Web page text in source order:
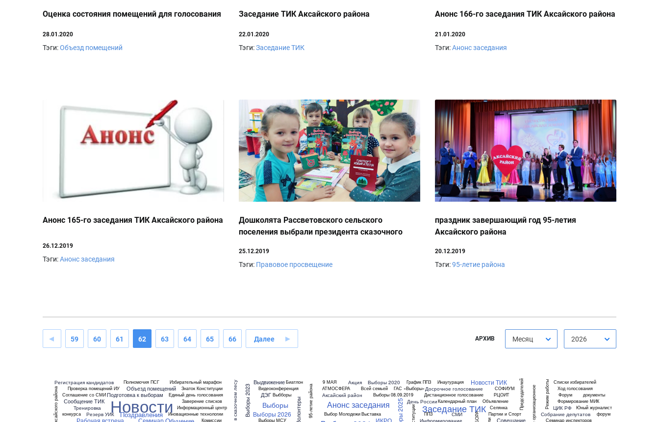
Оценка состояния помещений для голосования
28.01.2020
Тэги:Объезд помещений
Заседание ТИК Аксайского района
22.01.2020
Тэги:Заседание ТИК
Анонс 166-го заседания ТИК Аксайского района
21.01.2020
Тэги:Анонс заседания
Анонс 165-го заседания ТИК Аксайского района
26.12.2019
Тэги:Анонс заседания
Дошколята Рассветовского сельского
поселения выбрали президента сказочного
25.12.2019
Тэги: Правовое просвещение
праздник завершающий год 95-летия
Аксайского района
20.12.2019
Тэги:95-летие района
59 60 61 62 63 64 65 66 Далее АРХИВ Месяц 2026
9 МАЯ
95-летие района АТМОСФЕРА
Аксайский район
Акция
Анонс заседания
Биатлон
Видеоконференция
Волонтеры
Всей семьей
Выбборы
Выбор Молодежи
Выборы
Выборы 08.09.2019
Выборы 2020
Выборы 2023 Выборы 2026
Выборы МСУ
Выдвижение
Выставка
ГАС «Выборы»
График ППЗ
ДЭГ
День России
Дистанционное голосование
Досрочное голосование
Единый день голосования
Заверение списков
Заседание ТИК
Знаток Конституции
ИКРО
Избирательный марафон Инаугурация
Иновационные технологии
Информационный центр
Информирование
Календарный план
Комиссии
Новости
Новости ТИК
Объезд помещений
Объявление
ППЗ
Партии и Спорт Первое организационное
Подготовка к выборам
Поздравления
Полномочия ПСГ Председателей
Проверка помещений ИУ
РЦОИТ
Рабочая встреча
Регистрация кандидатов Режим работы
Резерв УИК СМИ
СОФИУМ
Селянка
Семинар Семинар инспекторов
Собрание депутатов
Совещание
Соглашение со СМИ
Сообщение ТИК
Списки избирателей
ТИК Аксайского района Тренировка
Формирование МИК
Форум
Ход голосования
ЦИК РФ Юный журналист
документы
конкурса форум